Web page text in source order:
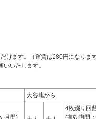
ます。（運賃は280円になります
いたします。
大谷地から
月間)
4枚綴り回
(有効期間